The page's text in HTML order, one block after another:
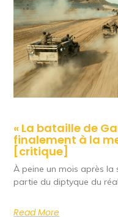
« La bataille de
finalement à la
[critique]
À peine un mois après la
partie du diptyque du
Read More